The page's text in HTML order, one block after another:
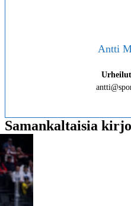
Antti
Samankaltaisia